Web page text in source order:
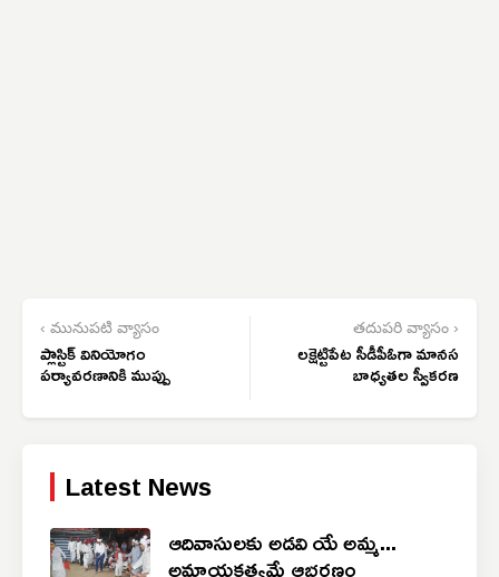
‹ మునుపటి వ్యాసం
ప్లాస్టిక్ వినియోగం
పర్యావరణానికి ముప్పు
తదుపరి వ్యాసం ›
లక్షెట్టిపేట సీడీపీఓగా మానస
బాధ్యతల స్వీకరణ
Latest News
ఆదివాసులకు అడవి యే అమ్మ...
అమాయకత్వమే ఆభరణం